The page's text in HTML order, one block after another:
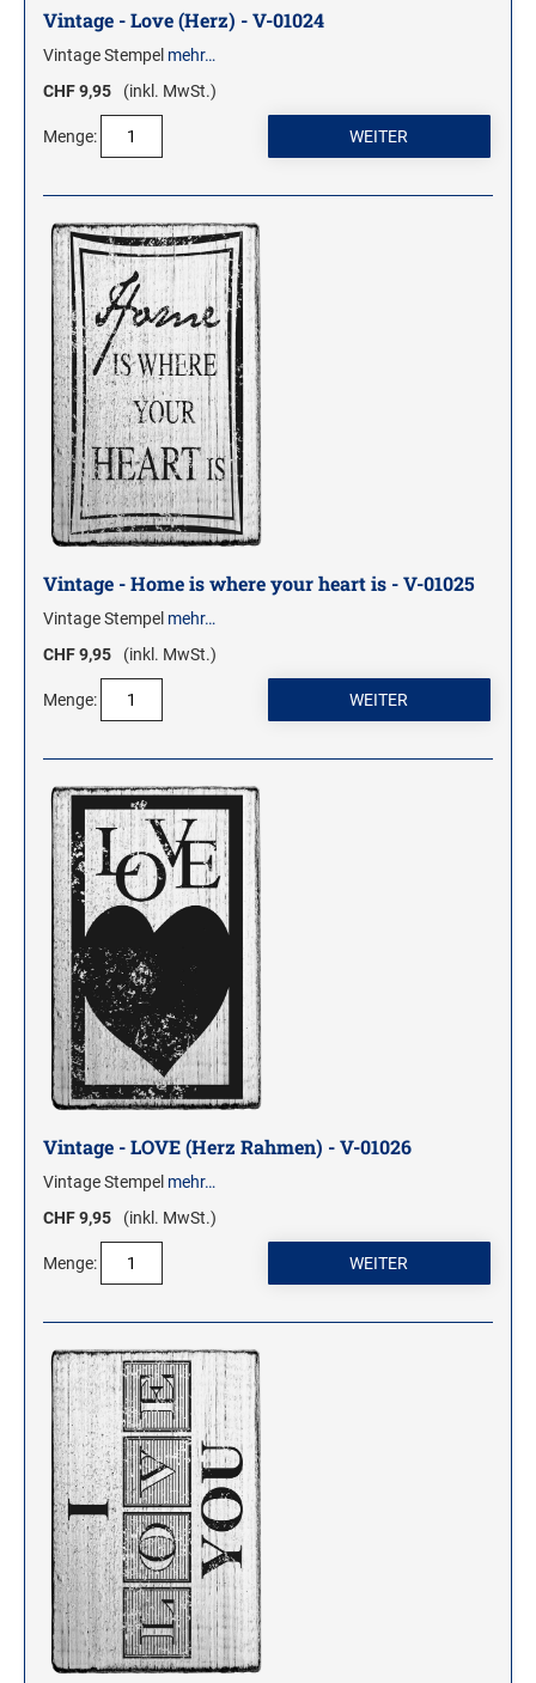
Vintage - Love (Herz) - V-01024
Vintage Stempel mehr…
CHF 9,95
(inkl. MwSt.)
Menge:
Vintage - Home is where your heart is - V-01025
Vintage Stempel mehr…
CHF 9,95
(inkl. MwSt.)
Menge:
Vintage - LOVE (Herz Rahmen) - V-01026
Vintage Stempel mehr…
CHF 9,95
(inkl. MwSt.)
Menge: